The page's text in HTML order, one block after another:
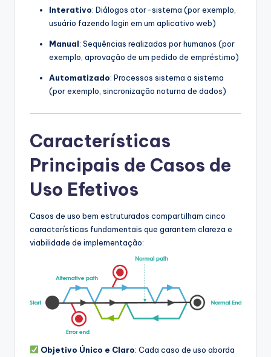
Interativo: Diálogos ator-sistema (por exemplo,
usuário fazendo login em um aplicativo web)
Manual: Sequências realizadas por humanos (por
exemplo, aprovação de um pedido de empréstimo)
Automatizado: Processos sistema a sistema
(por exemplo, sincronização noturna de dados)
Características
Principais de Casos de
Uso Efetivos
Casos de uso bem estruturados compartilham cinco
características fundamentais que garantem clareza e
viabilidade de implementação:
Objetivo Único e Claro: Cada caso de uso aborda